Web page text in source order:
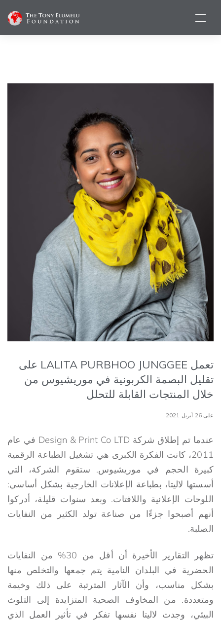
تعمل LALITA PURBHOO JUNGGEE على
تقليل البصمة الكربونية في موريشيوس من
خلال المنتجات القابلة للتحلل
على 26 أبريل 2021
عندما تم إطلاق شركة Design & Print Co LTD في عام
2011، كانت الفكرة الكبرى هي تشغيل الطباعة الرقمية
كبيرة الحجم في موريشيوس. ستقوم الشركة، التي
أسستها لاليتا، بطباعة الإعلانات الخارجية بشكل أساسي:
اللوحات الإعلانية واللافتات. وبعد سنوات قليلة، أدركوا
أنهم أصبحوا جزءًا من صناعة تولد الكثير من النفايات
الصلبة.
تظهر التقارير الأخيرة أن أقل من 30% من النفايات
الحضرية في البلدان النامية يتم جمعها والتخلص منها
بشكل مناسب، وأن الآثار المترتبة على ذلك وخيمة
ومتعددة. من المخاوف الصحية المتزايدة إلى التلوث
البيئي، وجدت لاليتا نفسها تفكر في تأثير العمل الذي